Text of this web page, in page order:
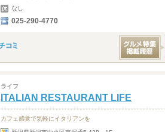
なし
025-290-4770
ライフ
ITALIAN RESTAURANT LIFE
カフェ感覚で気軽にイタリアンを